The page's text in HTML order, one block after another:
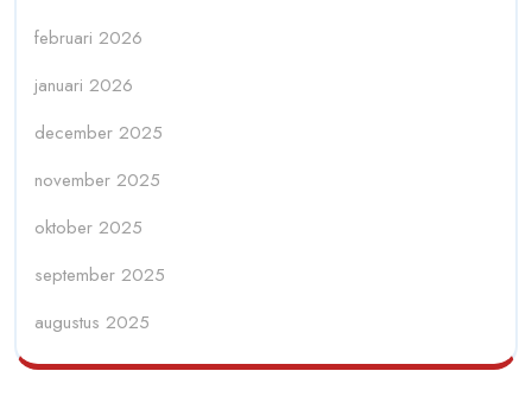
februari 2026
januari 2026
december 2025
november 2025
oktober 2025
september 2025
augustus 2025